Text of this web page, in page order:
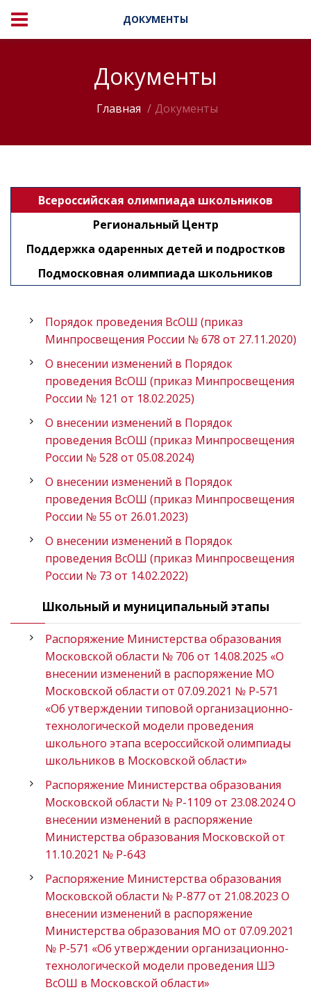
ДОКУМЕНТЫ
Документы
Главная Документы
Всероссийская олимпиада школьников
Региональный Центр
Поддержка одаренных детей и подростков
Подмосковная олимпиада школьников
Порядок проведения ВсОШ (приказ
Минпросвещения России № 678 от 27.11.2020)
О внесении изменений в Порядок
проведения ВсОШ (приказ Минпросвещения
России № 121 от 18.02.2025)
О внесении изменений в Порядок
проведения ВсОШ (приказ Минпросвещения
России № 528 от 05.08.2024)
О внесении изменений в Порядок
проведения ВсОШ (приказ Минпросвещения
России № 55 от 26.01.2023)
О внесении изменений в Порядок
проведения ВсОШ (приказ Минпросвещения
России № 73 от 14.02.2022)
Школьный и муниципальный этапы
Распоряжение Министерства образования
Московской области № 706 от 14.08.2025 «О
внесении изменений в распоряжение МО
Московской области от 07.09.2021 № Р-571
«Об утверждении типовой организационно-
технологической модели проведения
школьного этапа всероссийской олимпиады
школьников в Московской области»
Распоряжение Министерства образования
Московской области № Р-1109 от 23.08.2024 О
внесении изменений в распоряжение
Министерства образования Московской от
11.10.2021 № Р-643
Распоряжение Министерства образования
Московской области № Р-877 от 21.08.2023 О
внесении изменений в распоряжение
Министерства образования МО от 07.09.2021
№ Р-571 «Об утверждении организационно-
технологической модели проведения ШЭ
ВсОШ в Московской области»